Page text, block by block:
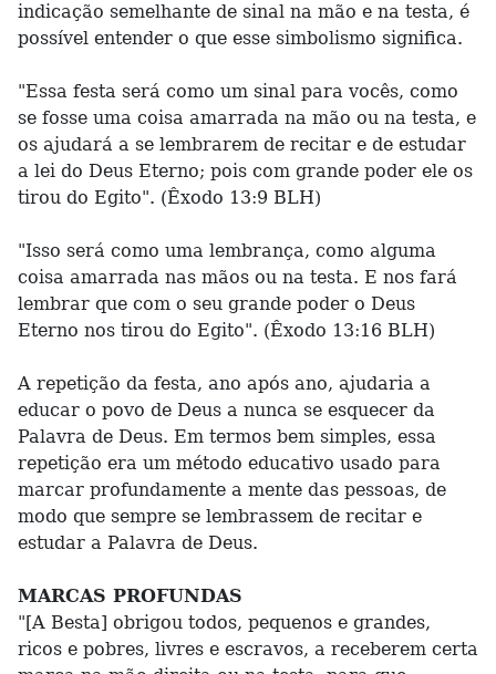
indicação semelhante de sinal na mão e na testa, é
possível entender o que esse simbolismo significa.
"Essa festa será como um sinal para vocês, como
se fosse uma coisa amarrada na mão ou na testa, e
os ajudará a se lembrarem de recitar e de estudar
a lei do Deus Eterno; pois com grande poder ele os
tirou do Egito". (Êxodo 13:9 BLH)
"Isso será como uma lembrança, como alguma
coisa amarrada nas mãos ou na testa. E nos fará
lembrar que com o seu grande poder o Deus
Eterno nos tirou do Egito". (Êxodo 13:16 BLH)
A repetição da festa, ano após ano, ajudaria a
educar o povo de Deus a nunca se esquecer da
Palavra de Deus. Em termos bem simples, essa
repetição era um método educativo usado para
marcar profundamente a mente das pessoas, de
modo que sempre se lembrassem de recitar e
estudar a Palavra de Deus.
MARCAS PROFUNDAS
"[A Besta] obrigou todos, pequenos e grandes,
ricos e pobres, livres e escravos, a receberem certa